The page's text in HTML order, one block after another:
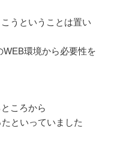
うということは置い
環境から必要性を
ころから
といっていました